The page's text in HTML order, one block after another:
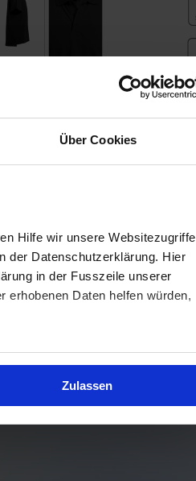
Über Cookies
Hilfe wir unsere Websitezugriffe
der Datenschutzerklärung. Hier
in der Fusszeile unserer
erhobenen Daten helfen würden,
Zulassen